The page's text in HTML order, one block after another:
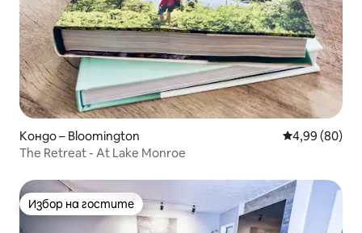
Кондо – Bloomington Средна
4,99 (80)
The Retreat - At Lake Monroe
Избор на гостите
Избор на гостите